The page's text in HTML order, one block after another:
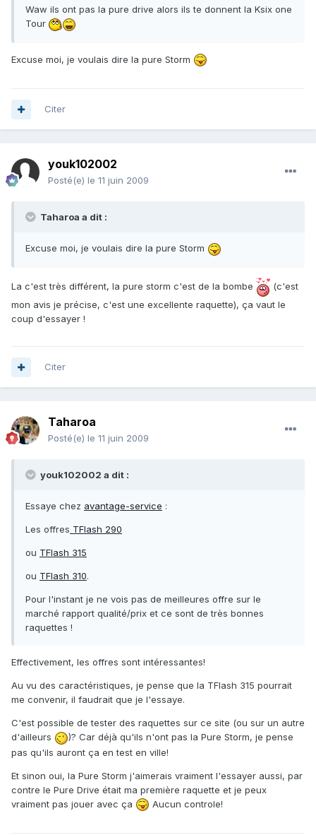
Waw ils ont pas la pure drive alors ils te donnent la Ksix one
Tour
Excuse moi, je voulais dire la pure Storm
Citer
youk102002
Posté(e) le 11 juin 2009
Taharoa a dit :
Excuse moi, je voulais dire la pure Storm
La c'est très différent, la pure storm c'est de la bombe
(c'est
mon avis je précise, c'est une excellente raquette), ça vaut le
coup d'essayer !
Citer
Taharoa
Posté(e) le 11 juin 2009
youk102002 a dit :
Essaye chez avantage-service :
Les offres TFlash 290
ou TFlash 315
ou TFlash 310.
Pour l'instant je ne vois pas de meilleures offre sur le
marché rapport qualité/prix et ce sont de très bonnes
raquettes !
Effectivement, les offres sont intéressantes!
Au vu des caractéristiques, je pense que la TFlash 315 pourrait
me convenir, il faudrait que je l'essaye.
C'est possible de tester des raquettes sur ce site (ou sur un autre
d'ailleurs
)? Car déjà qu'ils n'ont pas la Pure Storm, je pense
pas qu'ils auront ça en test en ville!
Et sinon oui, la Pure Storm j'aimerais vraiment l'essayer aussi, par
contre le Pure Drive était ma première raquette et je peux
vraiment pas jouer avec ça
Aucun controle!